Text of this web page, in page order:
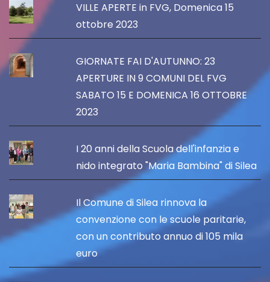
VILLE APERTE in FVG, Domenica 15
ottobre 2023
GIORNATE FAI D'AUTUNNO: 23
APERTURE IN 9 COMUNI DEL FVG
SABATO 15 E DOMENICA 16 OTTOBRE
2023
I 20 anni della Scuola dell'infanzia e
nido integrato "Maria Bambina" di Silea
Il Comune di Silea rinnova la
convenzione con le scuole paritarie,
con un contributo annuo di 105 mila
euro